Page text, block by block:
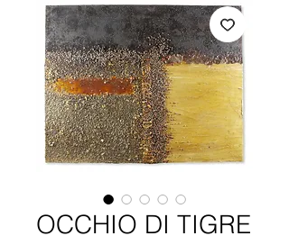
OCCHIO DI TIGRE